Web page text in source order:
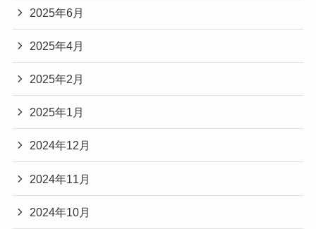
2025年6月
2025年4月
2025年2月
2025年1月
2024年12月
2024年11月
2024年10月